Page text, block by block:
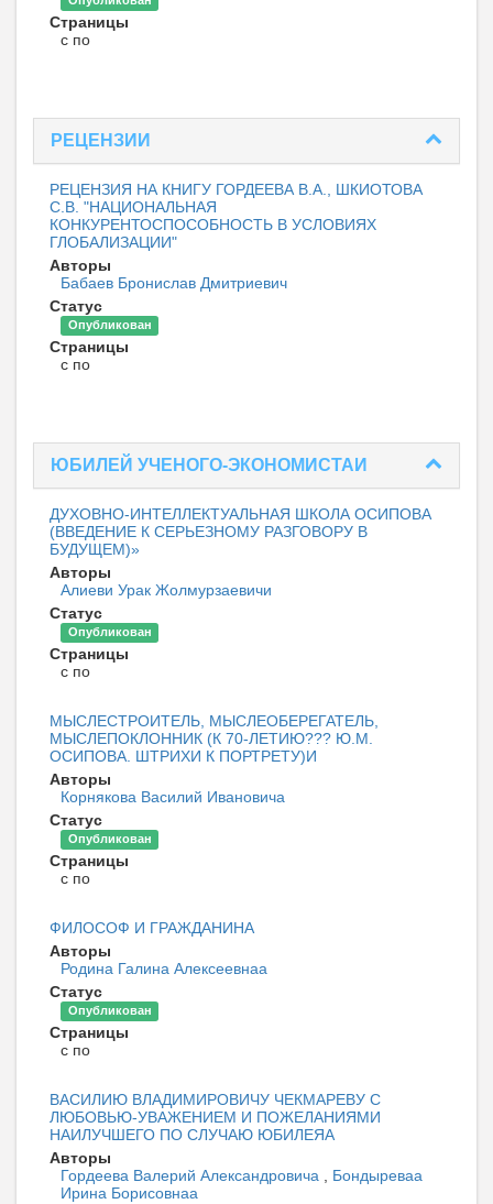
Страницы
с по
РЕЦЕНЗИИ
РЕЦЕНЗИЯ НА КНИГУ ГОРДЕЕВА В.А., ШКИОТОВА
С.В. "НАЦИОНАЛЬНАЯ
КОНКУРЕНТОСПОСОБНОСТЬ В УСЛОВИЯХ
ГЛОБАЛИЗАЦИИ"
Авторы
Бабаев Бронислав Дмитриевич
Статус
Опубликован
Страницы
с по
ЮБИЛЕЙ УЧЕНОГО-ЭКОНОМИСТАИ
ДУХОВНО-ИНТЕЛЛЕКТУАЛЬНАЯ ШКОЛА ОСИПОВА
(ВВЕДЕНИЕ К СЕРЬЕЗНОМУ РАЗГОВОРУ В
БУДУЩЕМ)»
Авторы
Алиеви Урак Жолмурзаевичи
Статус
Опубликован
Страницы
с по
МЫСЛЕСТРОИТЕЛЬ, МЫСЛЕОБЕРЕГАТЕЛЬ,
МЫСЛЕПОКЛОННИК (К 70-ЛЕТИЮ??? Ю.М.
ОСИПОВА. ШТРИХИ К ПОРТРЕТУ)И
Авторы
Корнякова Василий Ивановича
Статус
Опубликован
Страницы
с по
ФИЛОСОФ И ГРАЖДАНИНА
Авторы
Родина Галина Алексеевнаа
Статус
Опубликован
Страницы
с по
ВАСИЛИЮ ВЛАДИМИРОВИЧУ ЧЕКМАРЕВУ С
ЛЮБОВЬЮ-УВАЖЕНИЕМ И ПОЖЕЛАНИЯМИ
НАИЛУЧШЕГО ПО СЛУЧАЮ ЮБИЛЕЯА
Авторы
Гордеева Валерий Александровича , Бондыреваа
Ирина Борисовнаа